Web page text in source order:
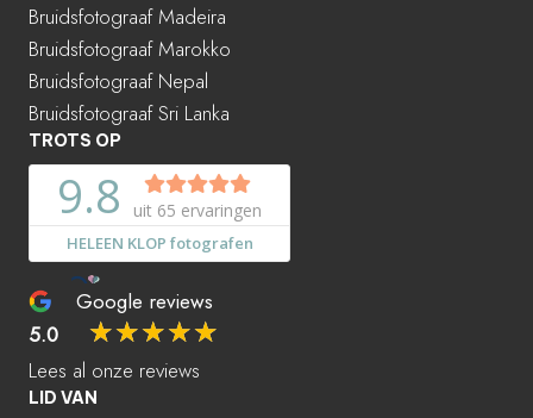
Bruidsfotograaf Madeira
Bruidsfotograaf Marokko
Bruidsfotograaf Nepal
Bruidsfotograaf Sri Lanka
TROTS OP
Google reviews
5.0
☆☆☆☆☆
Lees al onze reviews
LID VAN